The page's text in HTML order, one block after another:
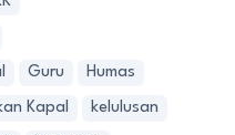
Guru Humas
Kapal kelulusan